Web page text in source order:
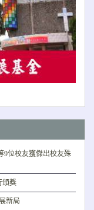
9位校友獲傑出校友殊
頒獎
新局